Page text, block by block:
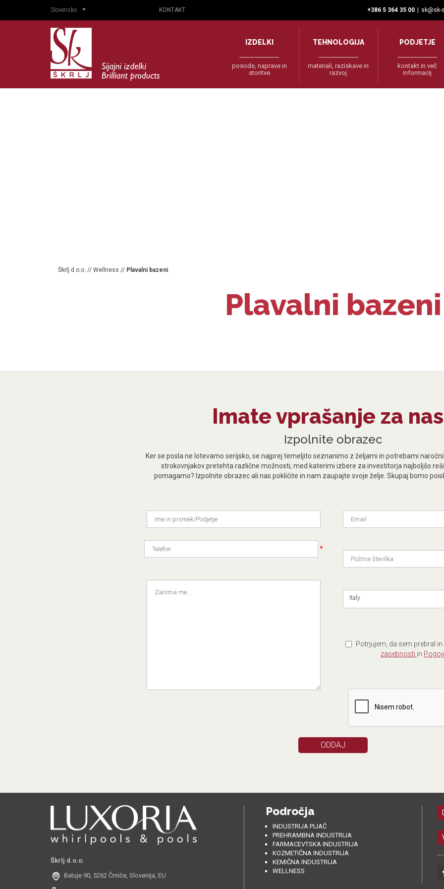
Slovensko KONTAKT +386 5 364 35 00 sk@sk-
IZDELKI
posode, naprave in
storitve
TEHNOLOGIJA
materiali, raziskave in
razvoj
PODJETJE
kontakt in več
informacij
Škrlj d.o.o. // Wellness // Plavalni bazeni
Plavalni bazeni
Imate vprašanje za
Izpolnite obrazec
Ker se posla ne lotevamo serijsko, se najprej temeljito seznanimo z željami in potrebami
strokovnjakov pretehta različne možnosti, med katerimi izbere za investitorja najboljšo
pomagamo? Izpolnite obrazec ali nas pokličite in nam zaupajte svoje želje. Skupaj bomo
*
Italy
Potrjujem, da sem prebral
zasebnosti in
Škrlj d.o.o.
Batuje 90, 5262 Črniče, Slovenija, EU
Področja
INDUSTRIJA PIJAČ
PREHRAMBNA INDUSTRIJA
FARMACEVTSKA INDUSTRIJA
KOZMETIČNA INDUSTRIJA
KEMIČNA INDUSTRIJA
WELLNESS